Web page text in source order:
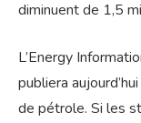
diminuent de 1,5
L’Energy
publiera
de pétrole. Si les